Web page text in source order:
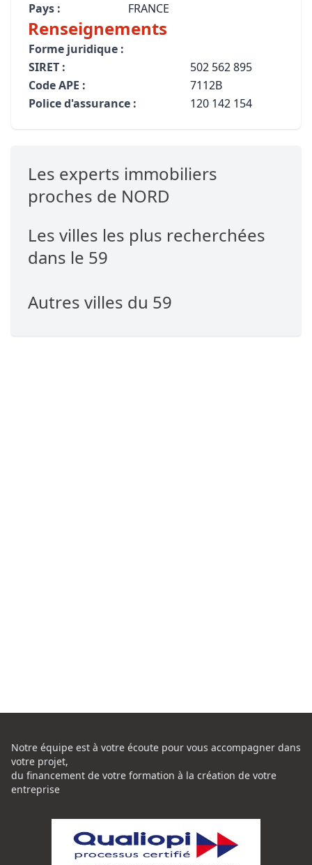
Pays :
FRANCE
Renseignements
Forme juridique :
SIRET :
502 562 895
Code APE :
7112B
Police d'assurance :
120 142 154
Les experts immobiliers
proches de NORD
Les villes les plus recherchées
dans le 59
Autres villes du 59
Notre équipe est à votre écoute pour vous accompagner dans
votre projet,
du financement de votre formation à la création de votre
entreprise